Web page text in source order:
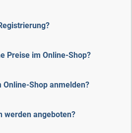
Preise im Online-Shop?
Shop anmelden?
werden angeboten?